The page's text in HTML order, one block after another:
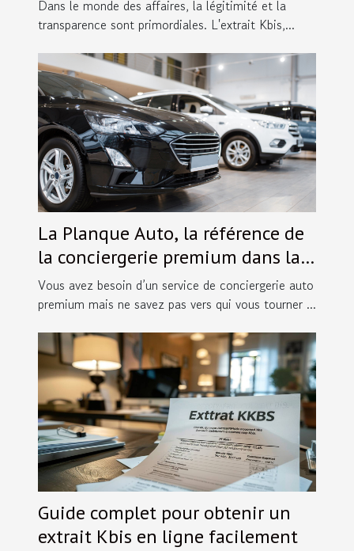
Dans le monde des affaires, la légitimité et la
transparence sont primordiales. L'extrait Kbis,...
La Planque Auto, la référence de
la conciergerie premium dans la
Sarthe
Vous avez besoin d’un service de conciergerie auto
premium mais ne savez pas vers qui vous tourner ...
Guide complet pour obtenir un
extrait Kbis en ligne facilement